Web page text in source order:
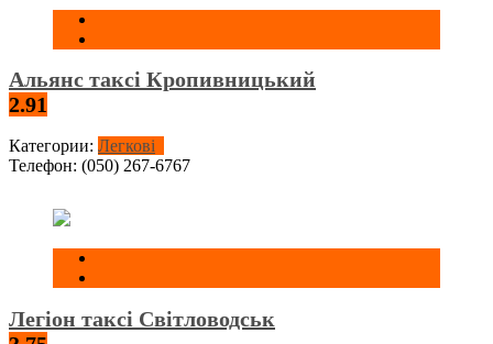
Альянс таксі Кропивницький
2.91
Категории: Легкові
Телефон: (050) 267-6767
Легіон таксі Світловодськ